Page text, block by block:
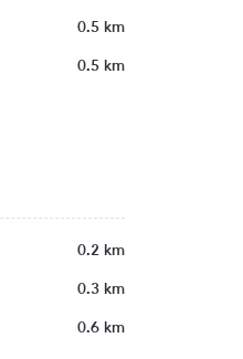
0.5 km
0.5 km
0.2 km
0.3 km
0.6 km